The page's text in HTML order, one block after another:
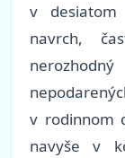
v
navrch,
v rodinnom
navyše v